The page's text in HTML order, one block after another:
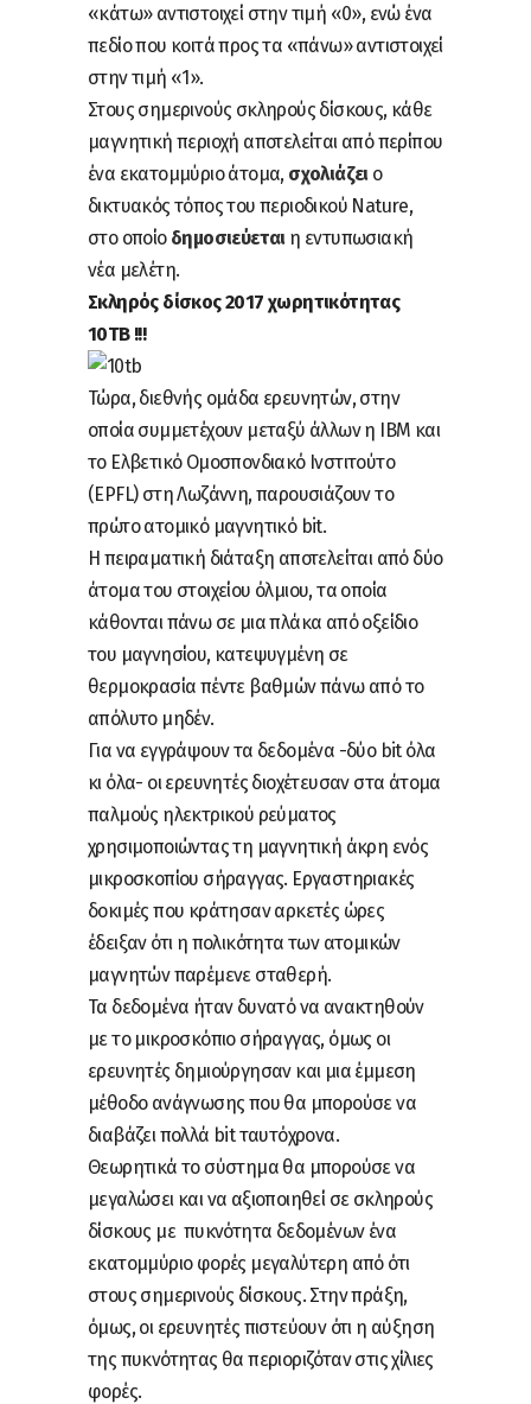
«κάτω» αντιστοιχεί στην τιμή «0», ενώ ένα
πεδίο που κοιτά προς τα «πάνω» αντιστοιχεί
στην τιμή «1».
Στους σημερινούς σκληρούς δίσκους, κάθε
μαγνητική περιοχή αποτελείται από περίπου
ένα εκατομμύριο άτομα, σχολιάζειο
δικτυακός τόπος του περιοδικού Nature,
στο οποίο δημοσιεύεται η εντυπωσιακή
νέα μελέτη.
Σκληρός δίσκος 2017 χωρητικότητας
10ΤΒ !!!
Τώρα, διεθνής ομάδα ερευνητών, στην
οποία συμμετέχουν μεταξύ άλλων η IBM και
το Ελβετικό Ομοσπονδιακό Ινστιτούτο
(EPFL) στη Λωζάννη, παρουσιάζουν το
πρώτο ατομικό μαγνητικό bit.
Η πειραματική διάταξη αποτελείται από δύο
άτομα του στοιχείου όλμιου, τα οποία
κάθονται πάνω σε μια πλάκα από οξείδιο
του μαγνησίου, κατεψυγμένη σε
θερμοκρασία πέντε βαθμών πάνω από το
απόλυτο μηδέν.
Για να εγγράψουν τα δεδομένα -δύο bit όλα
κι όλα- οι ερευνητές διοχέτευσαν στα άτομα
παλμούς ηλεκτρικού ρεύματος
χρησιμοποιώντας τη μαγνητική άκρη ενός
μικροσκοπίου σήραγγας. Εργαστηριακές
δοκιμές που κράτησαν αρκετές ώρες
έδειξαν ότι η πολικότητα των ατομικών
μαγνητών παρέμενε σταθερή.
Τα δεδομένα ήταν δυνατό να ανακτηθούν
με το μικροσκόπιο σήραγγας, όμως οι
ερευνητές δημιούργησαν και μια έμμεση
μέθοδο ανάγνωσης που θα μπορούσε να
διαβάζει πολλά bit ταυτόχρονα.
Θεωρητικά το σύστημα θα μπορούσε να
μεγαλώσει και να αξιοποιηθεί σε σκληρούς
δίσκους με πυκνότητα δεδομένων ένα
εκατομμύριο φορές μεγαλύτερη από ότι
στους σημερινούς δίσκους. Στην πράξη,
όμως, οι ερευνητές πιστεύουν ότι η αύξηση
της πυκνότητας θα περιοριζόταν στις χίλιες
φορές.